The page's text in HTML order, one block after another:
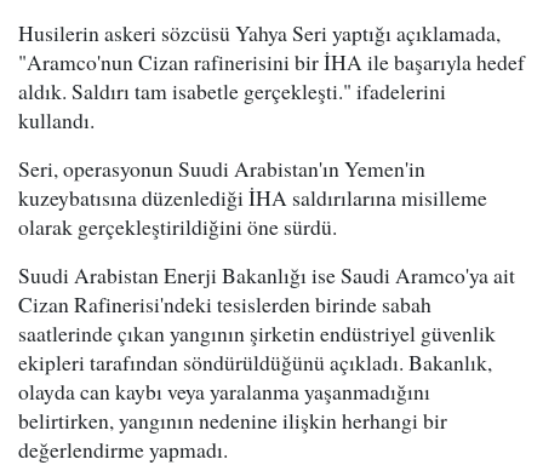
Husilerin askeri sözcüsü Yahya Seri yaptığı açıklamada,
"Aramco'nun Cizan rafinerisini bir İHA ile başarıyla hedef
aldık. Saldırı tam isabetle gerçekleşti." ifadelerini
kullandı.
Seri, operasyonun Suudi Arabistan'ın Yemen'in
kuzeybatısına düzenlediği İHA saldırılarına misilleme
olarak gerçekleştirildiğini öne sürdü.
Suudi Arabistan Enerji Bakanlığı ise Saudi Aramco'ya ait
Cizan Rafinerisi'ndeki tesislerden birinde sabah
saatlerinde çıkan yangının şirketin endüstriyel güvenlik
ekipleri tarafından söndürüldüğünü açıkladı. Bakanlık,
olayda can kaybı veya yaralanma yaşanmadığını
belirtirken, yangının nedenine ilişkin herhangi bir
değerlendirme yapmadı.